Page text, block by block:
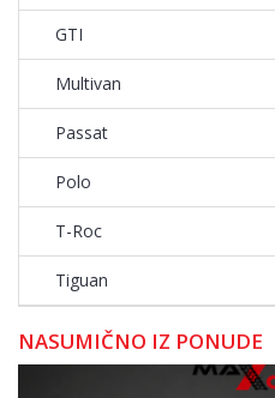
GTI
Multivan
Passat
Polo
T-Roc
Tiguan
NASUMIČNO IZ PONUDE